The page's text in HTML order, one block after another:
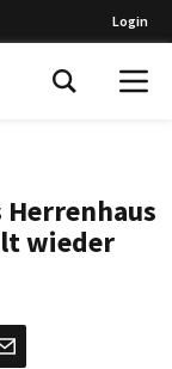
Login
wieder